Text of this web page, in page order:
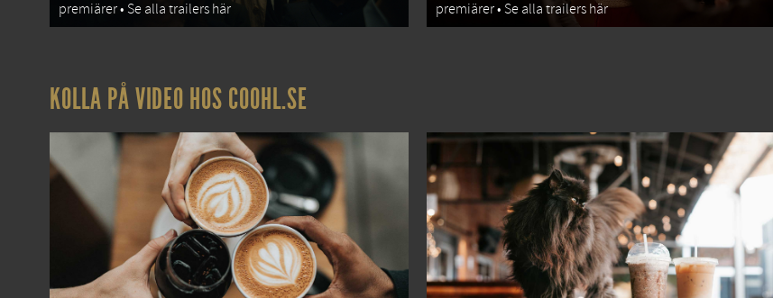
premiärer • Se alla trailers här
premiärer • Se alla trailers här
KOLLA PÅ VIDEO HOS COOHL.SE